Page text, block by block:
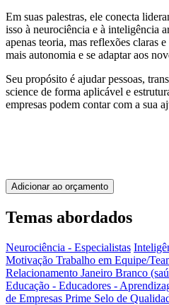
Em suas palestras, ele conecta
isso à neurociência e à inteligência
apenas teoria, mas reflexões claras
mais autonomia e se adaptar aos
Seu propósito é ajudar pessoas,
science de forma aplicável e
empresas podem contar com a sua
Adicionar ao orçamento
Temas abordados
Neurociência - Especialistas
Motivação Trabalho em Equipe/
Relacionamento Janeiro Branco
Educação - Educadores -
de Empresas Prime Selo de